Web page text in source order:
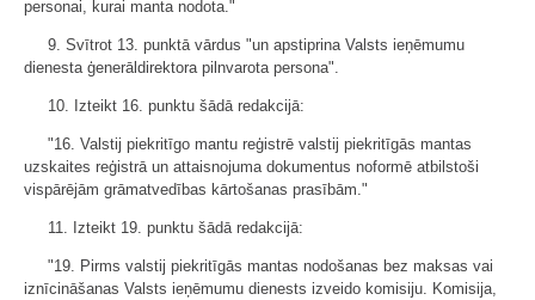
personai, kurai manta nodota."
9. Svītrot 13. punktā vārdus "un apstiprina Valsts ieņēmumu
dienesta ģenerāldirektora pilnvarota persona".
10. Izteikt 16. punktu šādā redakcijā:
"16. Valstij piekritīgo mantu reģistrē valstij piekritīgās mantas
uzskaites reģistrā un attaisnojuma dokumentus noformē atbilstoši
vispārējām grāmatvedības kārtošanas prasībām."
11. Izteikt 19. punktu šādā redakcijā:
"19. Pirms valstij piekritīgās mantas nodošanas bez maksas vai
iznīcināšanas Valsts ieņēmumu dienests izveido komisiju. Komisija,